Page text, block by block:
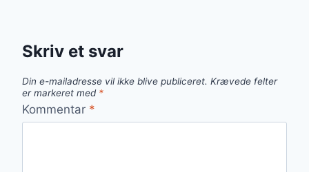
Skriv et svar
Din e-mailadresse vil ikke blive publiceret. Krævede felter
er markeret med *
Kommentar *